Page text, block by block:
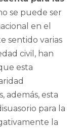
se puede ser
en el
sentido varias
civil, han
esta
además, esta
para la
la